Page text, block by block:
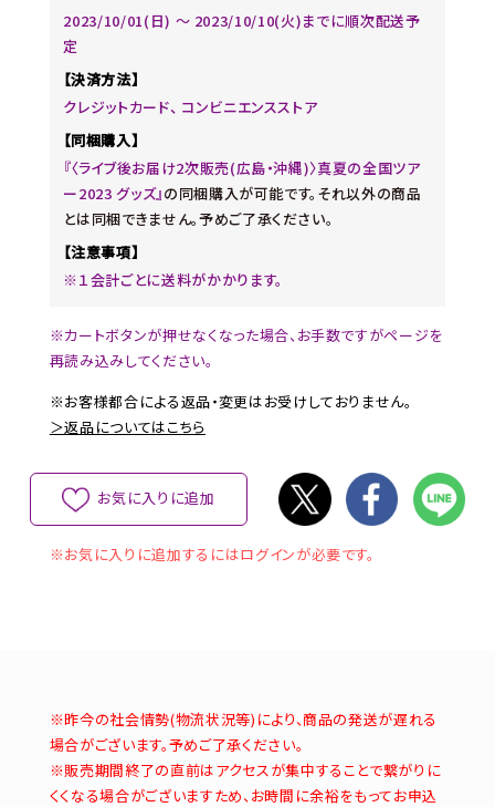
2023/10/01(日) ～ 2023/10/10(火)までに順次配送予
定
【決済方法】
クレジットカード、 コンビニエンスストア
【同梱購入】
『〈ライブ後お届け2次販売(広島・沖縄)〉真夏の全国ツア
ー2023 グッズ』の同梱購入が可能です。それ以外の商品
とは同梱できません。予めご了承ください。
【注意事項】
※１会計ごとに送料がかかります。
※カートボタンが押せなくなった場合、お手数ですがページを
再読み込みしてください。
※お客様都合による返品・変更はお受けしておりません。
＞返品についてはこちら
お気に入りに追加
※お気に入りに追加するにはログインが必要です。
※昨今の社会情勢(物流状況等)により、商品の発送が遅れる
場合がございます。予めご了承ください。
※販売期間終了の直前はアクセスが集中することで繋がりに
くくなる場合がございますため、お時間に余裕をもってお申込